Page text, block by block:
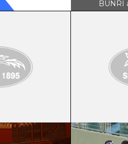
2022年10月19日 ニュース